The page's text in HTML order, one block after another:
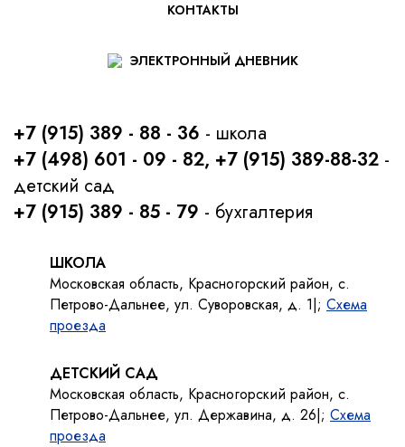
КОНТАКТЫ
ЭЛЕКТРОННЫЙ ДНЕВНИК
+7 (915) 389 - 88 - 36 - школа
+7 (498) 601 - 09 - 82, +7 (915) 389-88-32 -
детский сад
+7 (915) 389 - 85 - 79 - бухгалтерия
ШКОЛА
Московская область, Красногорский район, с.
Петрово-Дальнее, ул. Суворовская, д. 1|; Схема
проезда
ДЕТСКИЙ САД
Московская область, Красногорский район, с.
Петрово-Дальнее, ул. Державина, д. 26|; Схема
проезда